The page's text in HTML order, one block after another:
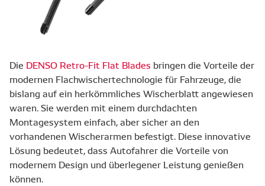
Die DENSO Retro-Fit Flat Blades bringen die Vorteile der
modernen Flachwischertechnologie für Fahrzeuge, die
bislang auf ein herkömmliches Wischerblatt angewiesen
waren. Sie werden mit einem durchdachten
Montagesystem einfach, aber sicher an den
vorhandenen Wischerarmen befestigt. Diese innovative
Lösung bedeutet, dass Autofahrer die Vorteile von
modernem Design und überlegener Leistung genießen
können.